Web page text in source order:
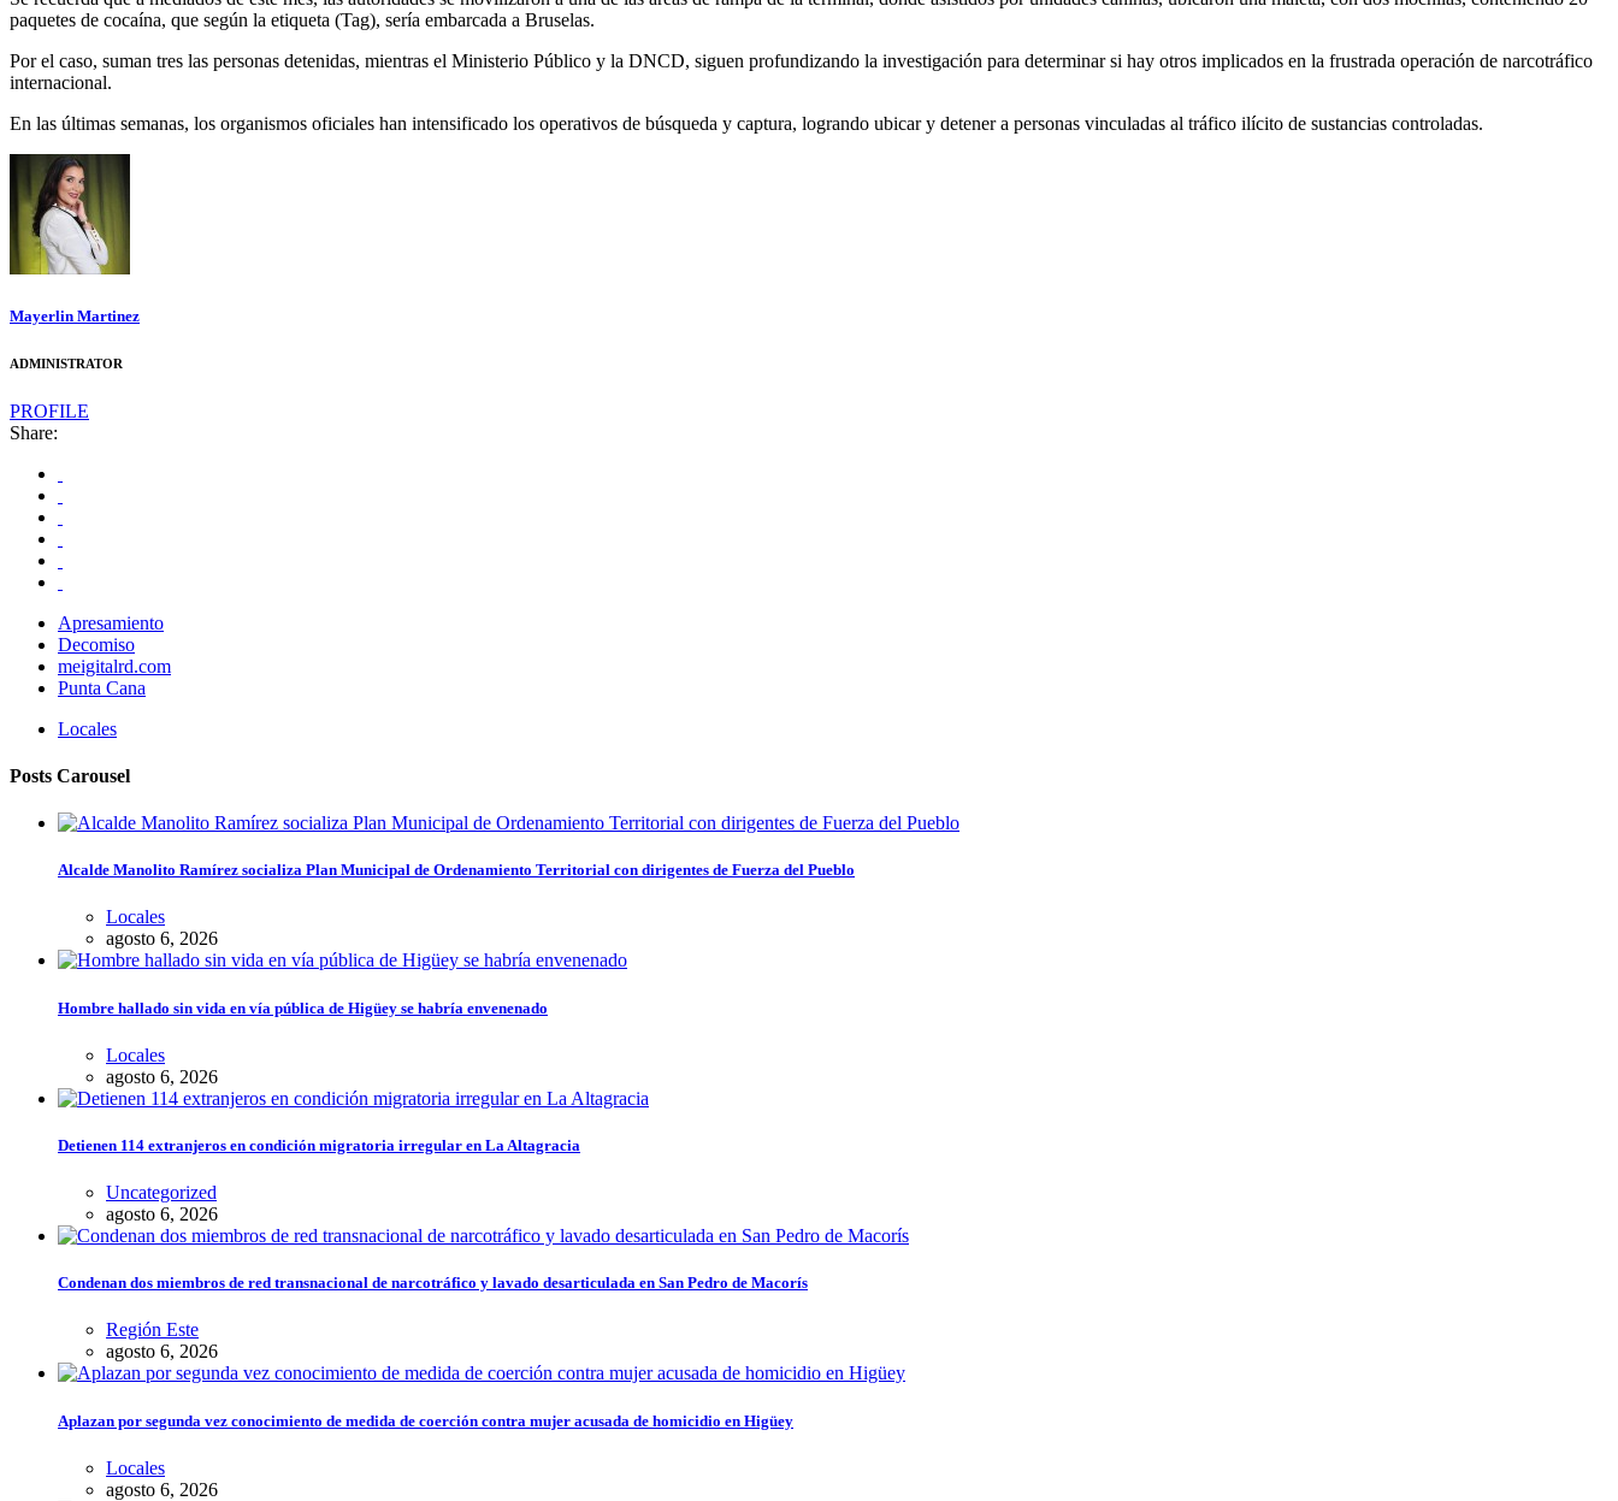
paquetes de cocaína, que según la etiqueta (Tag), sería embarcada a Bruselas.
Por el caso, suman tres las personas detenidas, mientras el Ministerio Público y la DNCD, siguen profundizando la investigación para determinar si hay otros implicados en la frustrada operación de narcotráfico
internacional.
En las últimas semanas, los organismos oficiales han intensificado los operativos de búsqueda y captura, logrando ubicar y detener a personas vinculadas al tráfico ilícito de sustancias controladas.
Mayerlin Martinez
ADMINISTRATOR
PROFILE
Share:
Apresamiento
Decomiso
meigitalrd.com
Punta Cana
Locales
Posts Carousel
Alcalde Manolito Ramírez socializa Plan Municipal de Ordenamiento Territorial con dirigentes de Fuerza del Pueblo
Locales
agosto 6, 2026
Hombre hallado sin vida en vía pública de Higüey se habría envenenado
Locales
agosto 6, 2026
Detienen 114 extranjeros en condición migratoria irregular en La Altagracia
Uncategorized
agosto 6, 2026
Condenan dos miembros de red transnacional de narcotráfico y lavado desarticulada en San Pedro de Macorís
Región Este
agosto 6, 2026
Aplazan por segunda vez conocimiento de medida de coerción contra mujer acusada de homicidio en Higüey
Locales
agosto 6, 2026